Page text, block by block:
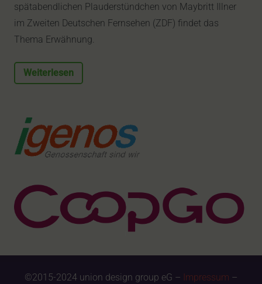
spätabendlichen Plauderstündchen von Maybritt Illner
im Zweiten Deutschen Fernsehen (ZDF) findet das
Thema Erwähnung.
Weiterlesen
©2015-2024 union design group eG – Impressum –